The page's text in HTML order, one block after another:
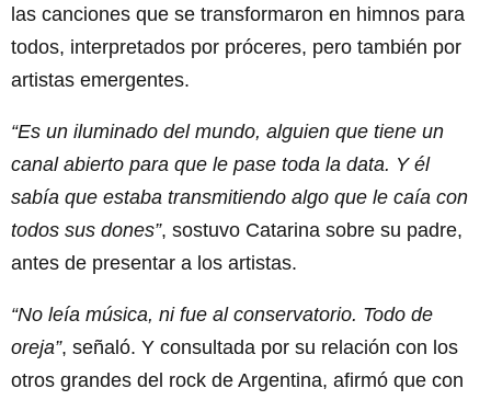
las canciones que se transformaron en himnos para
todos, interpretados por próceres, pero también por
artistas emergentes.
“Es un iluminado del mundo, alguien que tiene un
canal abierto para que le pase toda la data. Y él
sabía que estaba transmitiendo algo que le caía con
todos sus dones”, sostuvo Catarina sobre su padre,
antes de presentar a los artistas.
“No leía música, ni fue al conservatorio. Todo de
oreja”, señaló. Y consultada por su relación con los
otros grandes del rock de Argentina, afirmó que con